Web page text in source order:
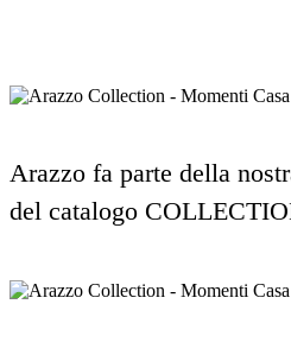
Arazzo fa parte della
del catalogo